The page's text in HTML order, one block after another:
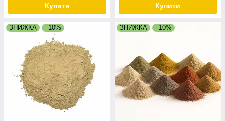
Купити Купити
ЗНИЖКА –10% ЗНИЖКА –10%